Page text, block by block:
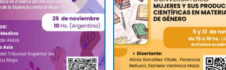
múltiples
variantes.
Las
se
pueden
múltiples
variantes.
Las
opciones
pueden